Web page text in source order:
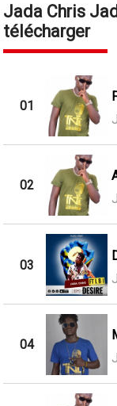
Jada Chris
télécharger
01
02
03
04